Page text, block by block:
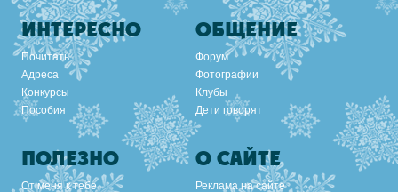
ИНТЕРЕСНО
Почитать
Адреса
Конкурсы
Пособия
ОБЩЕНИЕ
Форум
Фотографии
Клубы
Дети говорят
ПОЛЕЗНО
От меня к тебе
О САЙТЕ
Реклама на сайте